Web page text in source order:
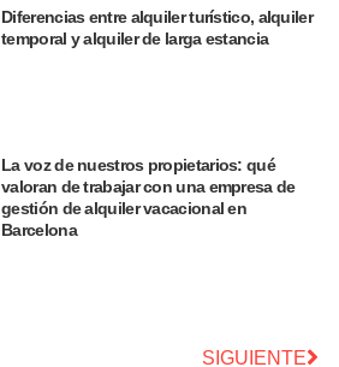
Diferencias entre alquiler turístico, alquiler
temporal y alquiler de larga estancia
La voz de nuestros propietarios: qué
valoran de trabajar con una empresa de
gestión de alquiler vacacional en
Barcelona
SIGUIENTE